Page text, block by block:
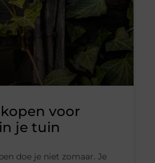
voor
je tuin
doe je niet zomaar. Je